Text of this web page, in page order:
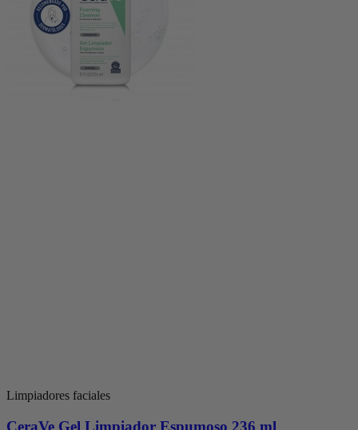
Limpiadores faciales
CeraVe Gel Limpiador Espumoso 236 ml